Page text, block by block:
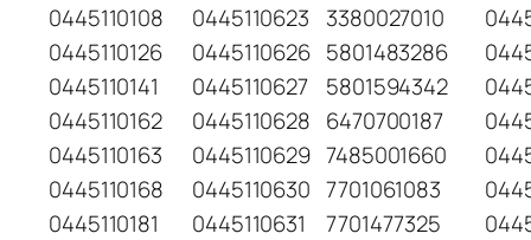
0445110108
0445110623 3380027010
0445110126
0445110626 5801483286
0445110141
0445110627 5801594342
0445110162
0445110628 6470700187
0445110163
0445110629 7485001660
0445110168
0445110630 7701061083
0445110181
0445110631 7701477325